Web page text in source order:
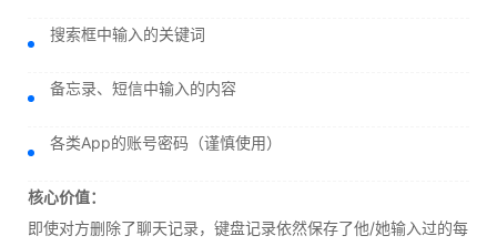
搜索框中输入的关键词
备忘录、短信中输入的内容
各类App的账号密码（谨慎使用）
核心价值：
即使对方删除了聊天记录，键盘记录依然保存了他/她输入过的每